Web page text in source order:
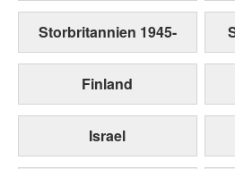
Storbritannien 1945-
Finland
Israel